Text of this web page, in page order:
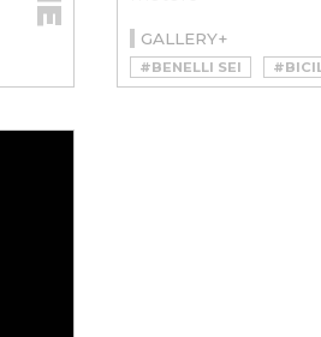
GALLERY+
#BENELLI SEI
#CILINDROPEDIA